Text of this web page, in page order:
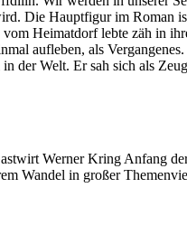
Die Hauptfigur im Roman
Heimatdorf lebte zäh in
aufleben, als
Welt. Er sah sich als
Werner Kring Anfang
Wandel in großer